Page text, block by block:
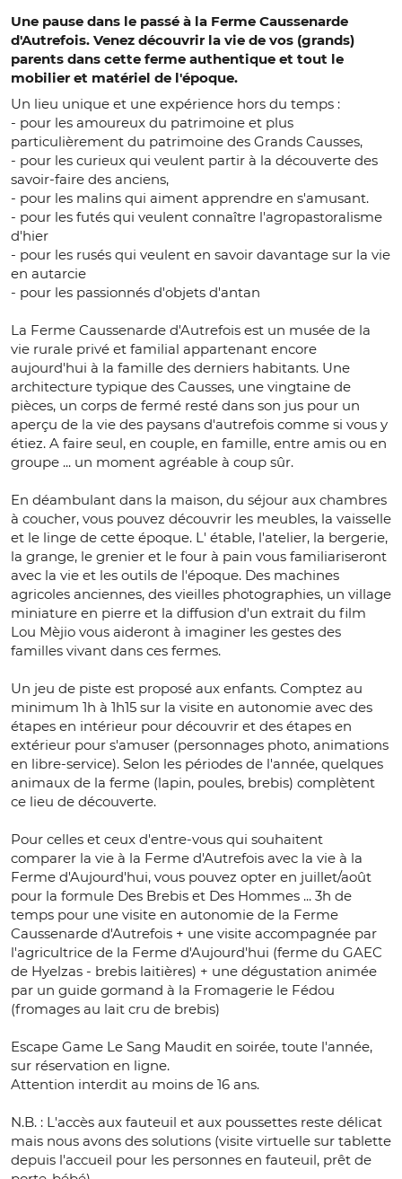
Une pause dans le passé à la Ferme Caussenarde
d'Autrefois. Venez découvrir la vie de vos (grands)
parents dans cette ferme authentique et tout le
mobilier et matériel de l'époque.
Un lieu unique et une expérience hors du temps :
- pour les amoureux du patrimoine et plus
particulièrement du patrimoine des Grands Causses,
- pour les curieux qui veulent partir à la découverte des
savoir-faire des anciens,
- pour les malins qui aiment apprendre en s'amusant.
- pour les futés qui veulent connaître l'agropastoralisme
d'hier
- pour les rusés qui veulent en savoir davantage sur la vie
en autarcie
- pour les passionnés d'objets d'antan
La Ferme Caussenarde d'Autrefois est un musée de la
vie rurale privé et familial appartenant encore
aujourd'hui à la famille des derniers habitants. Une
architecture typique des Causses, une vingtaine de
pièces, un corps de fermé resté dans son jus pour un
aperçu de la vie des paysans d'autrefois comme si vous y
étiez. A faire seul, en couple, en famille, entre amis ou en
groupe ... un moment agréable à coup sûr.
En déambulant dans la maison, du séjour aux chambres
à coucher, vous pouvez découvrir les meubles, la vaisselle
et le linge de cette époque. L' étable, l'atelier, la bergerie,
la grange, le grenier et le four à pain vous familiariseront
avec la vie et les outils de l'époque. Des machines
agricoles anciennes, des vieilles photographies, un village
miniature en pierre et la diffusion d'un extrait du film
Lou Mèjio vous aideront à imaginer les gestes des
familles vivant dans ces fermes.
Un jeu de piste est proposé aux enfants. Comptez au
minimum 1h à 1h15 sur la visite en autonomie avec des
étapes en intérieur pour découvrir et des étapes en
extérieur pour s'amuser (personnages photo, animations
en libre-service). Selon les périodes de l'année, quelques
animaux de la ferme (lapin, poules, brebis) complètent
ce lieu de découverte.
Pour celles et ceux d'entre-vous qui souhaitent
comparer la vie à la Ferme d'Autrefois avec la vie à la
Ferme d'Aujourd'hui, vous pouvez opter en juillet/août
pour la formule Des Brebis et Des Hommes ... 3h de
temps pour une visite en autonomie de la Ferme
Caussenarde d'Autrefois + une visite accompagnée par
l'agricultrice de la Ferme d'Aujourd'hui (ferme du GAEC
de Hyelzas - brebis laitières) + une dégustation animée
par un guide gormand à la Fromagerie le Fédou
(fromages au lait cru de brebis)
Escape Game Le Sang Maudit en soirée, toute l'année,
sur réservation en ligne.
Attention interdit au moins de 16 ans.
N.B. : L'accès aux fauteuil et aux poussettes reste délicat
mais nous avons des solutions (visite virtuelle sur tablette
depuis l'accueil pour les personnes en fauteuil, prêt de